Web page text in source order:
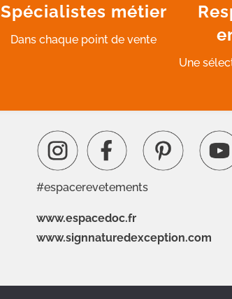
Spécialistes métier
Dans chaque point de vente
Une
#espacerevetements
www.espacedoc.fr
www.signnaturedexception.com